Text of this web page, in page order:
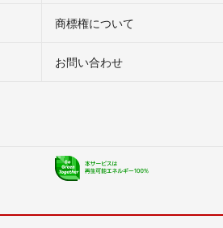
商標権について
お問い合わせ